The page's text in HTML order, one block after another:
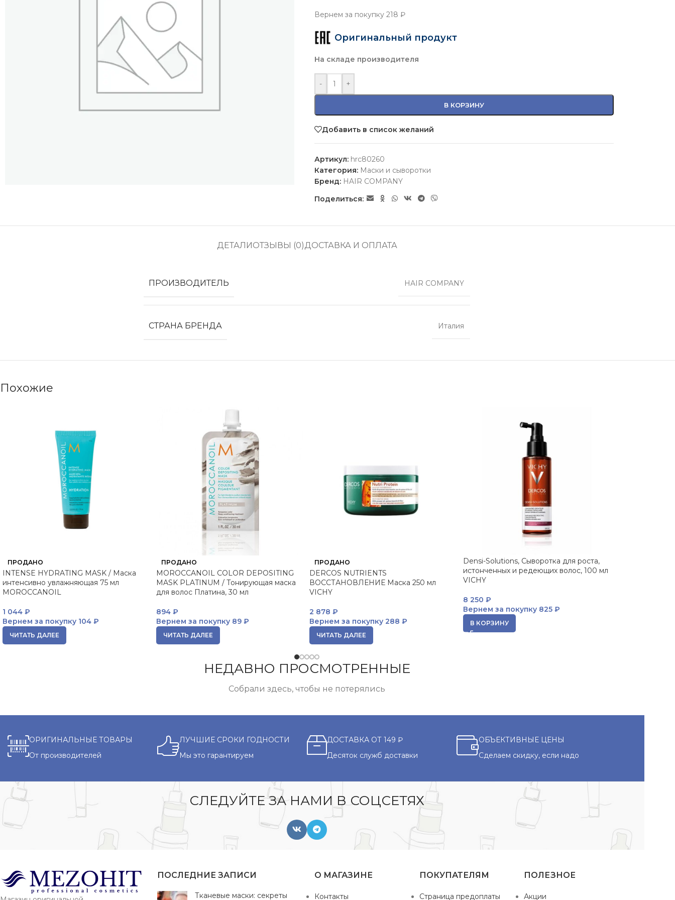
Вернем за покупку218 ₽
Оригинальный продукт
На складе производителя
- +
В КОРЗИНУ
Добавить в список желаний
Артикул: hrc80260
Категория: Маски и сыворотки
Бренд: HAIR COMPANY
Поделиться:
ДЕТАЛИОТЗЫВЫ (0)ДОСТАВКА И ОПЛАТА
ПРОИЗВОДИТЕЛЬ HAIR COMPANY
СТРАНА БРЕНДА Италия
Похожие
ПРОДАНО
INTENSE HYDRATING MASK / Маска
интенсивно увлажняющая 75 мл
MOROCCANOIL
1 044 ₽
Вернем за покупку 104 ₽
ЧИТАТЬ ДАЛЕЕ
ПРОДАНО
MOROCCANOIL COLOR DEPOSITING
MASK PLATINUM / Тонирующая маска
для волос Платина, 30 мл
894 ₽
Вернем за покупку89 ₽
ЧИТАТЬ ДАЛЕЕ
ПРОДАНО
DERCOS NUTRIENTS
ВОССТАНОВЛЕНИЕ Маска 250 мл
VICHY
2 878 ₽
Вернем за покупку 288 ₽
ЧИТАТЬ ДАЛЕЕ
Densi-Solutions, Сыворотка для роста,
истонченных и редеющих волос, 100 мл
VICHY
8 250 ₽
Вернем за покупку825 ₽
В КОРЗИНУ
НЕДАВНО ПРОСМОТРЕННЫЕ
Собрали здесь, чтобы не потерялись
ОРИГИНАЛЬНЫЕ ТОВАРЫ
От производителей
ЛУЧШИЕ СРОКИ ГОДНОСТИ
Мы это гарантируем
ДОСТАВКА ОТ 149 ₽
Десяток служб доставки
ОБЪЕКТИВНЫЕ ЦЕНЫ
Сделаем скидку, если надо
СЛЕДУЙТЕ ЗА НАМИ В СОЦСЕТЯХ
ПОСЛЕДНИЕ ЗАПИСИ
Тканевые маски: секреты
О МАГАЗИНЕ
Контакты
ПОКУПАТЕЛЯМ
Страница предоплаты
ПОЛЕЗНОЕ
Акции